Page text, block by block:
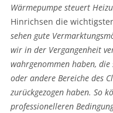
Wärmepumpe steuert
Hinrichsen die
sehen gute
wir in der Vergangenheit
wahrgenommen haben,
oder andere Bereiche des
zurückgezogen haben. So
professionelleren